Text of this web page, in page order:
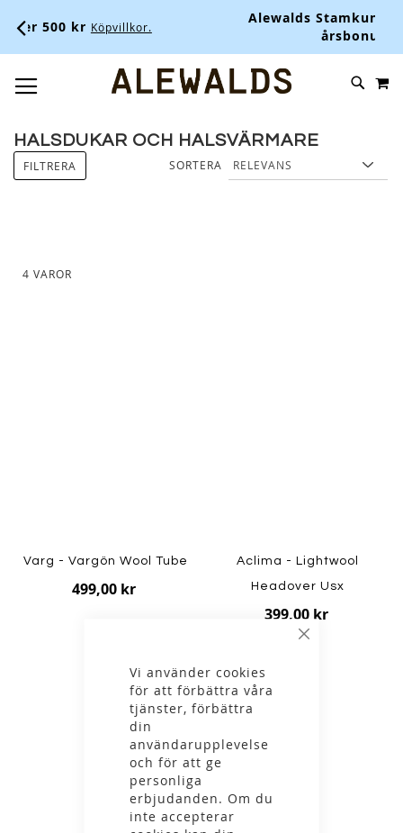
Vi använder cookies
för att förbättra våra
tjänster, förbättra
din
användarupplevelse
och för att ge
personliga
erbjudanden. Om du
inte accepterar
Köpvillkor.
Alewalds Stamkundsklubb -
LÄS MER HÄR.
SKIP
HALSDUKAR OCH HALSVÄRMARE
4 VAROR
SORTERA
Varg - Vargön Wool Tube
499,00 kr
Aclima - Lightwool
Headover Usx
399,00 kr
FILTRERA